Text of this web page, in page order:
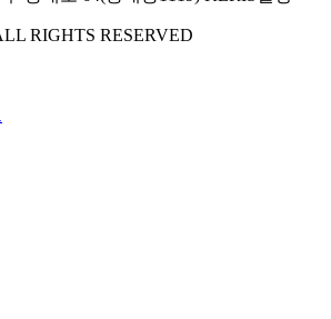
RIGHTS RESERVED